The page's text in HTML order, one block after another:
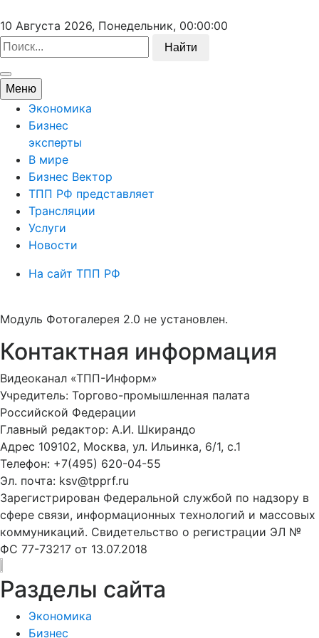
10 Августа 2026, Понедельник, 00:00:00
Найти
Меню
Экономика
Бизнес
эксперты
В мире
Бизнес Вектор
ТПП РФ представляет
Трансляции
Услуги
Новости
На сайт ТПП РФ
Модуль Фотогалерея 2.0 не установлен.
Контактная информация
Видеоканал «ТПП-Информ»
Учредитель: Торгово-промышленная палата
Российской Федерации
Главный редактор: А.И. Шкирандо
Адрес 109102, Москва, ул. Ильинка, 6/1, c.1
Телефон: +7(495) 620-04-55
Эл. почта: ksv@tpprf.ru
Зарегистрирован Федеральной службой по надзору в
сфере связи, информационных технологий и массовых
коммуникаций. Свидетельство о регистрации ЭЛ №
ФС 77-73217 от 13.07.2018
Разделы сайта
Экономика
Бизнес